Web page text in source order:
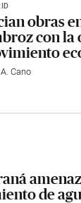
obras
con la
Cano
de